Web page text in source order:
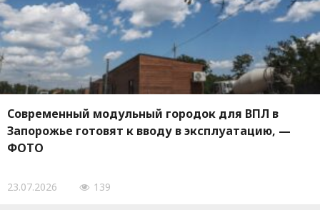
Современный модульный городок для ВПЛ в
Запорожье готовят к вводу в эксплуатацию, —
ФОТО
23.07.2026 139